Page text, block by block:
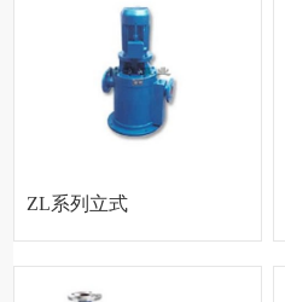
ZL系列立式